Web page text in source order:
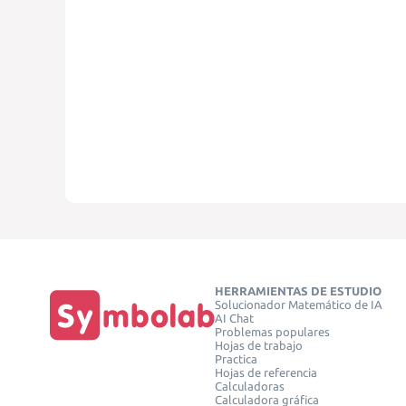
HERRAMIENTAS DE ESTUDIO
Solucionador Matemático de IA
AI Chat
Problemas populares
Hojas de trabajo
Practica
Hojas de referencia
Calculadoras
Calculadora gráfica